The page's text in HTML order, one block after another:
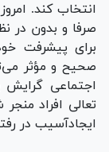
انتخاب كند.
صرفا و بدون در
برای پیشرفت
صحیح و مؤثر
اجتماعی گرایش
تعالی افراد
ایجادآسیب در